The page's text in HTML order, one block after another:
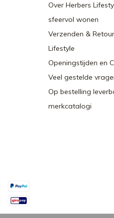
Over Herbers
sfeervol wonen
Verzenden &
Lifestyle
Openingstijden en
Veel gestelde
Op bestelling
merkcatalogi